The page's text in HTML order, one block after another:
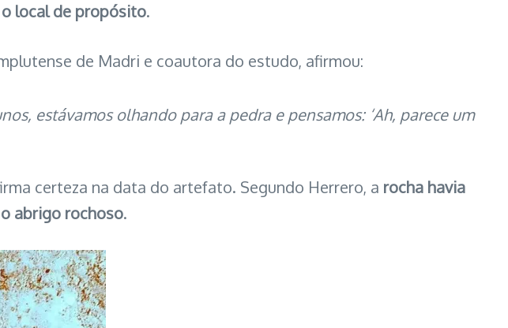
local de propósito.
de Madri e coautora do estudo, afirmou:
estávamos olhando para a pedra e pensamos: ‘Ah, parece um
certeza na data do artefato. Segundo Herrero, a rocha havia
abrigo rochoso.